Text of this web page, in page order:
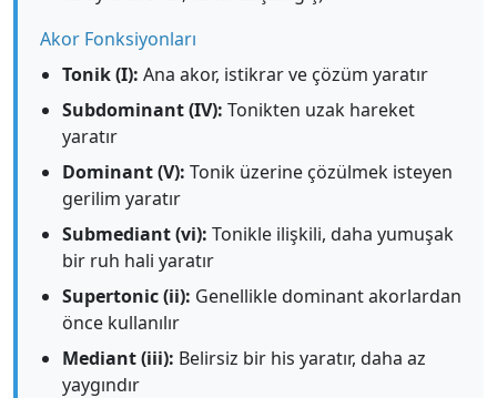
Akor Fonksiyonları
Tonik (I): Ana akor, istikrar ve çözüm yaratır
Subdominant (IV): Tonikten uzak hareket
yaratır
Dominant (V): Tonik üzerine çözülmek isteyen
gerilim yaratır
Submediant (vi): Tonikle ilişkili, daha yumuşak
bir ruh hali yaratır
Supertonic (ii): Genellikle dominant akorlardan
önce kullanılır
Mediant (iii): Belirsiz bir his yaratır, daha az
yaygındır